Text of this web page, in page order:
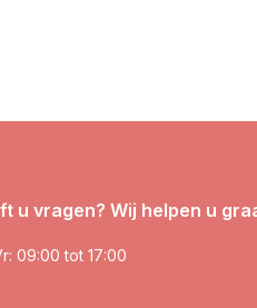
u vragen? Wij helpen u
09:00 tot 17:00